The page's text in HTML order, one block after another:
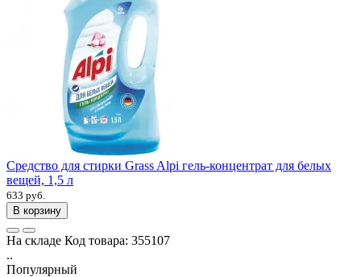
Средство для стирки Grass Alpi гель-концентрат для белых
вещей, 1,5 л
633 руб.
В корзину
На складе Код товара: 355107
..
Популярный